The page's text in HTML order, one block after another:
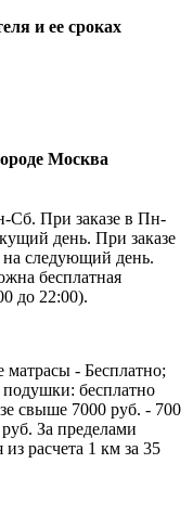
и ее сроках
Москва
Сб. При заказе в Пн-
день. При заказе
следующий день.
бесплатная
до 22:00).
- Бесплатно;
бесплатно
свыше 7000 руб. - 700
За пределами
расчета 1 км за 35